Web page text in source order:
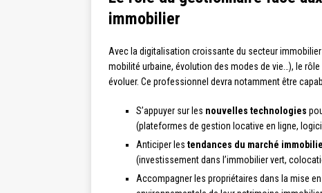
immobilier
Avec la digitalisation croissante du secteur
mobilité urbaine, évolution des modes de vie…), le rôle
évoluer. Ce professionnel devra notamment être
S’appuyer sur les nouvelles technologies
(plateformes de gestion locative en ligne,
Anticiper les tendances du marché
(investissement dans l’immobilier vert,
Accompagner les propriétaires dans la mise